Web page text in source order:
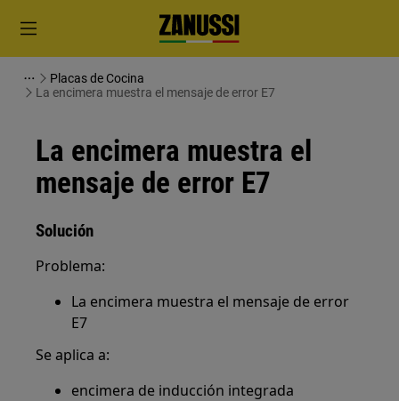
Placas de Cocina
La encimera muestra el mensaje de error E7
La encimera muestra el
mensaje de error E7
Solución
Problema:
La encimera muestra el mensaje de error
E7
Se aplica a:
encimera de inducción integrada